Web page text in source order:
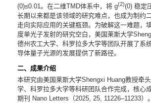
(0)≤0.01。在二维TMD体系中，将 g(2)(0) 稳定
长期以来都是该领域的研究难点，也成为制约
走向实际应用的关键瓶颈。为破解这一难题，
度单光子发射的研究空白，美国莱斯大学
德州农工大学、科罗拉多大学等团队开展了系
导体量子光源的发展提供了新路径。
二、成果介绍
本研究由美国莱斯大学Shengxi Huang教授牵
学、科罗拉多大学等科研团队合作完成，核心
期刊 Nano Letters（2025, 25, 11226–11233）